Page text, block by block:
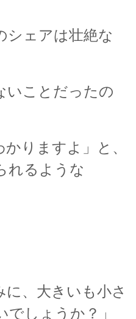
シェアは壮絶な
いことだったの
りますよ」と、
れるような
に、大きいも小さ
しょうか？」